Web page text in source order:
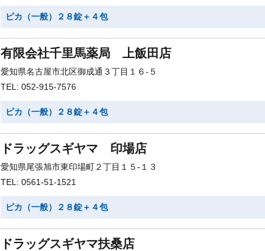
ピカ（一般）２８錠＋４包
有限会社千里馬薬局 上飯田店
愛知県名古屋市北区御成通３丁目１６-５
TEL: 052-915-7576
ピカ（一般）２８錠＋４包
ドラッグスギヤマ 印場店
愛知県尾張旭市東印場町２丁目１５-１３
TEL: 0561-51-1521
ピカ（一般）２８錠＋４包
ドラッグスギヤマ扶桑店